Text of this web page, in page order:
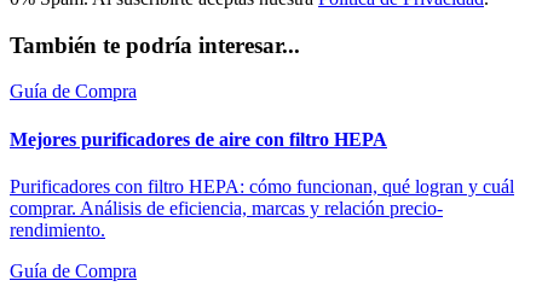
También te podría interesar...
Guía de Compra
Mejores purificadores de aire con filtro HEPA
Purificadores con filtro HEPA: cómo funcionan, qué logran y cuál
comprar. Análisis de eficiencia, marcas y relación precio-
rendimiento.
Guía de Compra